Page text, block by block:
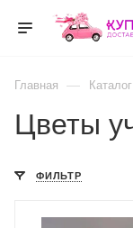
Главная — Каталог
Цветы
ФИЛЬТР